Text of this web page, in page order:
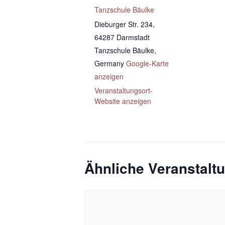
Tanzschule Bäulke
Dieburger Str. 234,
64287 Darmstadt
Tanzschule Bäulke,
Germany Google-Karte
anzeigen
Veranstaltungsort-
Website anzeigen
Ähnliche